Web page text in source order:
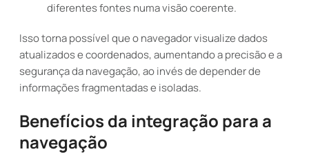
diferentes fontes numa visão coerente.
Isso torna possível que o navegador visualize dados
atualizados e coordenados, aumentando a precisão e a
segurança da navegação, ao invés de depender de
informações fragmentadas e isoladas.
Benefícios da integração para a
navegação